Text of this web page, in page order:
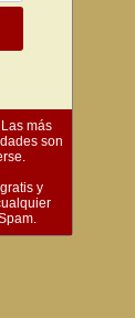
más
son
y